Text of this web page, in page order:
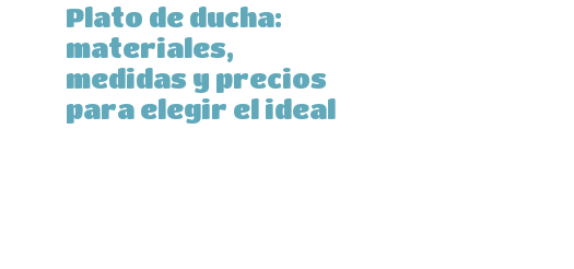
Plato de ducha:
materiales,
medidas y precios
para elegir el ideal